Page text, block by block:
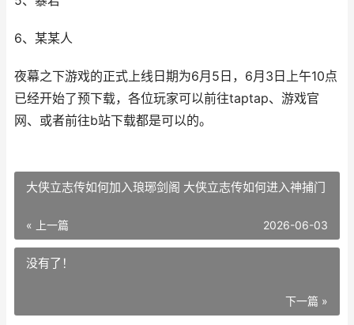
6、某某人
夜幕之下游戏的正式上线日期为6月5日，6月3日上午10点
已经开始了预下载，各位玩家可以前往taptap、游戏官
网、或者前往b站下载都是可以的。
大侠立志传如何加入琅琊剑阁 大侠立志传如何进入神捕门
« 上一篇 2026-06-03
没有了！
下一篇 »